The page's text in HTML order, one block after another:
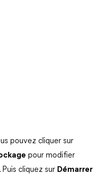
pouvez cliquer sur
pour modifier
cliquez sur Démarrer